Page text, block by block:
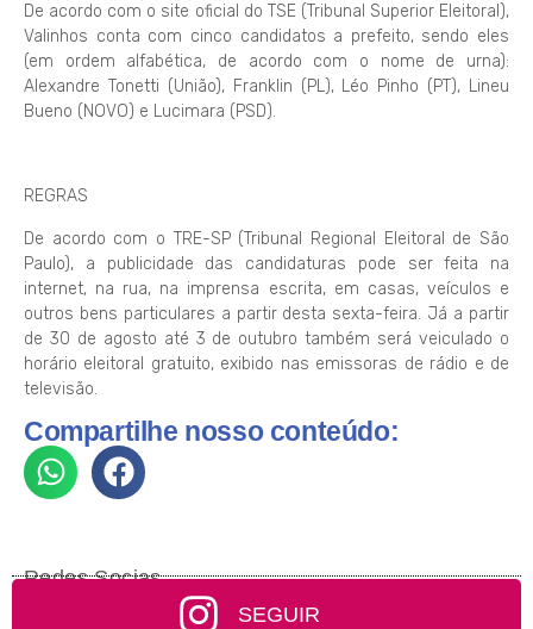
De acordo com o site oficial do TSE (Tribunal Superior Eleitoral),
Valinhos conta com cinco candidatos a prefeito, sendo eles
(em ordem alfabética, de acordo com o nome de urna):
Alexandre Tonetti (União), Franklin (PL), Léo Pinho (PT), Lineu
Bueno (NOVO) e Lucimara (PSD).
REGRAS
De acordo com o TRE-SP (Tribunal Regional Eleitoral de São
Paulo), a publicidade das candidaturas pode ser feita na
internet, na rua, na imprensa escrita, em casas, veículos e
outros bens particulares a partir desta sexta-feira. Já a partir
de 30 de agosto até 3 de outubro também será veiculado o
horário eleitoral gratuito, exibido nas emissoras de rádio e de
televisão.
Compartilhe nosso conteúdo:
Redes Socias
SEGUIR